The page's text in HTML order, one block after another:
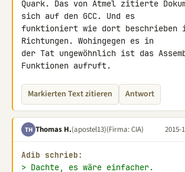
Quark. Das von Atmel zitierte
sich auf den GCC. Und es
funktioniert wie dort beschrieben
Richtungen. Wohingegen es in
der Tat ungewöhnlich ist das
Funktionen aufruft.
Markierten Text zitieren Antwort
TH Thomas H.(apostel13)(Firma: CIA) 2015-
Adib schrieb:
> Dachte, es wäre einfacher.